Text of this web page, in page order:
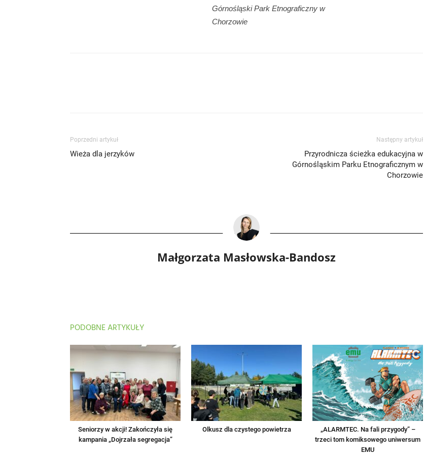
Górnośląski Park Etnograficzny w
Chorzowie
Poprzedni artykuł
Wieża dla jerzyków
Następny artykuł
Przyrodnicza ścieżka edukacyjna w
Górnośląskim Parku Etnograficznym w
Chorzowie
Małgorzata Masłowska-Bandosz
PODOBNE ARTYKUŁY
Seniorzy w akcji! Zakończyła się
kampania „Dojrzała segregacja”
Olkusz dla czystego powietrza
„ALARMTEC. Na fali przygody” –
trzeci tom komiksowego uniwersum
EMU